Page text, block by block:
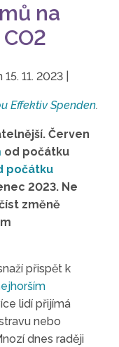
na
15. 11. 2023
Effektiv Spenden.
Červen
od počátku
počátku
2023. Ne
změně
přispět k
lidí přijímá
nebo
dnes raději